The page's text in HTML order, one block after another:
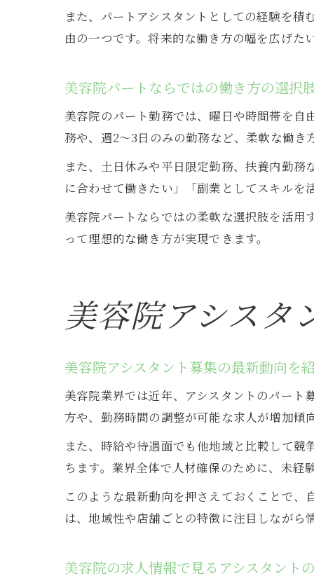
また、パートアシスタントとしての経験を
由の一つです。将来的な働き方の幅を広げた
美容院パートならではの働き方の選択
美容院のパート勤務では、曜日や時間帯を
務や、週2～3日のみの勤務など、柔軟な働き
また、土日休みや平日限定勤務、扶養内勤
に合わせて働きたい」「副業としてスキル
美容院パートならではの柔軟な選択肢を活
って理想的な働き方が実現できます。
美容院アシスタ
美容院アシスタント募集の最新動向を
美容院業界では近年、アシスタントのパー
方や、勤務時間の調整が可能な求人が増加傾
また、時給や待遇面でも他地域と比較して
ちます。業界全体で人材確保のために、未
このような最新動向を押さえておくことで
は、地域性や店舗ごとの特徴に注目しながら
美容院の求人情報で見るアシスタント